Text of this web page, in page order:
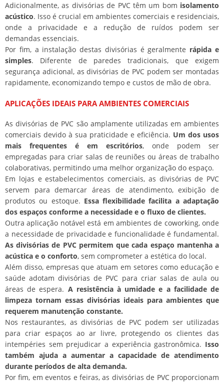
Adicionalmente, as divisórias de PVC têm um bom isolamento
acústico. Isso é crucial em ambientes comerciais e residenciais,
onde a privacidade e a redução de ruídos podem ser
demandas essenciais.
Por fim, a instalação destas divisórias é geralmente rápida e
simples. Diferente de paredes tradicionais, que exigem
segurança adicional, as divisórias de PVC podem ser montadas
rapidamente, economizando tempo e custos de mão de obra.
APLICAÇÕES IDEAIS PARA AMBIENTES COMERCIAIS
As divisórias de PVC são amplamente utilizadas em ambientes
comerciais devido à sua praticidade e eficiência. Um dos usos
mais frequentes é em escritórios, onde podem ser
empregadas para criar salas de reuniões ou áreas de trabalho
colaborativas, permitindo uma melhor organização do espaço.
Em lojas e estabelecimentos comerciais, as divisórias de PVC
servem para demarcar áreas de atendimento, exibição de
produtos ou estoque. Essa flexibilidade facilita a adaptação
dos espaços conforme a necessidade e o fluxo de clientes.
Outra aplicação notável está em ambientes de coworking, onde
a necessidade de privacidade e funcionalidade é fundamental.
As divisórias de PVC permitem que cada espaço mantenha a
acústica e o conforto, sem comprometer a estética do local.
Além disso, empresas que atuam em setores como educação e
saúde adotam divisórias de PVC para criar salas de aula ou
áreas de espera. A resistência à umidade e a facilidade de
limpeza tornam essas divisórias ideais para ambientes que
requerem manutenção constante.
Nos restaurantes, as divisórias de PVC podem ser utilizadas
para criar espaços ao ar livre, protegendo os clientes das
intempéries sem prejudicar a experiência gastronômica. Isso
também ajuda a aumentar a capacidade de atendimento
durante períodos de alta demanda.
Por fim, em eventos e feiras, as divisórias de PVC proporcionam